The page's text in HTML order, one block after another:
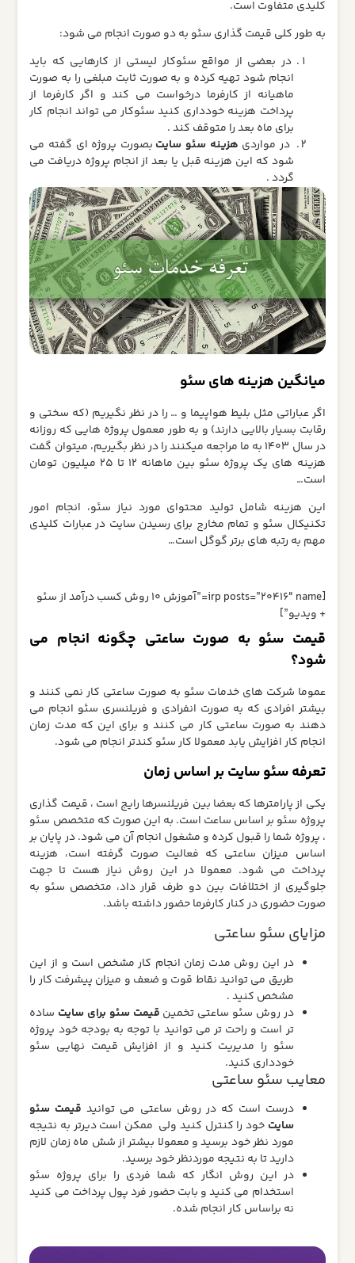
کلیدی متفاوت است.
به طور کلی قیمت گذاری سئو به دو صورت انجام می شود:
در بعضی از مواقع سئوکار لیستی از کارهایی که باید
انجام شود تهیه کرده و به صورت ثابت مبلغی را به صورت
ماهیانه از کارفرما درخواست می کند و اگر کارفرما از
پرداخت هزینه خودداری کنید سئوکار می تواند انجام کار
برای ماه بعد را متوقف کند .
در مواردی هزینه سئو سایت بصورت پروژه ای گفته می
شود که این هزینه قبل یا بعد از انجام پروژه دریافت می
گردد .
میانگین هزینه های سئو
اگر عباراتی مثل بلیط هواپیما و … را در نظر نگیریم (که سختی و
رقابت بسیار بالایی دارند) و به طور معمول پروژه هایی که روزانه
در سال 1403 به ما مراجعه میکنند را در نظر بگیریم، میتوان گفت
هزینه های یک پروژه سئو بین ماهانه 12 تا 25 میلیون تومان
است…
این هزینه شامل تولید محتوای مورد نیاز سئو، انجام امور
تکنیکال سئو و تمام مخارج برای رسیدن سایت در عبارات کلیدی
مهم به رتبه های برتر گوگل است…
[irp posts=”20416″ name=”آموزش 10 روش کسب درآمد از سئو
+ ویدیو”]
قیمت سئو به صورت ساعتی چگونه انجام می
شود؟
عموما شرکت های خدمات سئو به صورت ساعتی کار نمی کنند و
بیشتر افرادی که به صورت انفرادی و فریلنسری سئو انجام می
دهند به صورت ساعتی کار می کنند و برای این که مدت زمان
انجام کار افزایش یابد معمولا کار سئو کندتر انجام می شود.
تعرفه سئو سایت بر اساس زمان
یکی از پارامترها که بعضا بین فریلنسرها رایج است ،‌ قیمت گذاری
پروژه سئو بر اساس ساعت است. به این صورت که متخصص سئو
، پروژه شما را قبول کرده و مشغول انجام آن می شود. در پایان بر
اساس میزان ساعتی که فعالیت صورت گرفته است، هزینه
پرداخت می شود. معمولا در این روش نیاز هست تا جهت
جلوگیری از اختلافات بین دو طرف قرار داد،‌ متخصص سئو به
صورت حضوری در کنار کارفرما حضور داشته باشد.
مزایای سئو ساعتی
در این روش مدت زمان انجام کار مشخص است و از این
طریق می توانید نقاط قوت و ضعف و میزان پیشرفت کار را
مشخص کنید .
در روش سئو ساعتی تخمین قیمت سئو برای سایت ساده
تر است و راحت تر می توانید با توجه به بودجه خود پروژه
سئو را مدیریت کنید و از افزایش قیمت نهایی سئو
خودداری کنید.
معایب سئو ساعتی
درست است که در روش ساعتی می توانید قیمت سئو
سایت خود را کنترل کنید ولی ممکن است دیرتر به نتیجه
مورد نظر خود برسید و معمولا بیشتر از شش ماه زمان لازم
دارید تا به نتیجه موردنظر خود برسید.
در این روش انگار که شما فردی را برای پروژه سئو
استخدام می کنید و بابت حضور فرد پول پرداخت می کنید
نه براساس کار انجام شده.